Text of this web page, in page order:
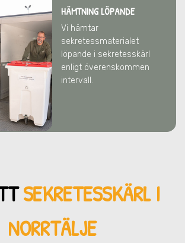
HÄMTNING LÖPANDE
Vi hämtar
sekretessmaterialet
löpande i sekretesskärl
enligt överenskommen
intervall.
SEKRETESSKÄRL I
NORRTÄLJE